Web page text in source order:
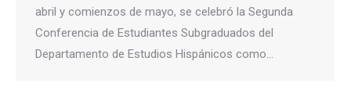
abril y comienzos de mayo, se celebró la Segunda
Conferencia de Estudiantes Subgraduados del
Departamento de Estudios Hispánicos como…